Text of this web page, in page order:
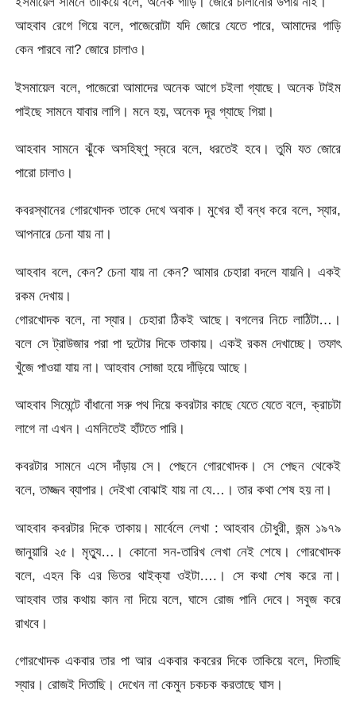
আহবাব রেগে গিয়ে বলে, পাজেরোটা যদি জোরে যেতে পারে, আমাদের গাড়ি
কেন পারবে না? জোরে চালাও।
ইসমায়েল বলে, পাজেরো আমাদের অনেক আগে চইলা গ্যাছে। অনেক টাইম
পাইছে সামনে যাবার লাগি। মনে হয়, অনেক দূর গ্যাছে গিয়া।
আহবাব সামনে ঝুঁকে অসহিষ্ণু স্বরে বলে, ধরতেই হবে। তুমি যত জোরে
পারো চালাও।
কবরস্থানের গোরখোদক তাকে দেখে অবাক। মুখের হাঁ বন্ধ করে বলে, স্যার,
আপনারে চেনা যায় না।
আহবাব বলে, কেন? চেনা যায় না কেন? আমার চেহারা বদলে যায়নি। একই
রকম দেখায়।
গোরখোদক বলে, না স্যার। চেহারা ঠিকই আছে। বগলের নিচে লাঠিটা…।
বলে সে ট্রাউজার পরা পা দুটোর দিকে তাকায়। একই রকম দেখাচ্ছে। তফাৎ
খুঁজে পাওয়া যায় না। আহবাব সোজা হয়ে দাঁড়িয়ে আছে।
আহবাব সিমেন্টে বাঁধানো সরু পথ দিয়ে কবরটার কাছে যেতে যেতে বলে, ক্রাচটা
লাগে না এখন। এমনিতেই হাঁটতে পারি।
কবরটার সামনে এসে দাঁড়ায় সে। পেছনে গোরখোদক। সে পেছন থেকেই
বলে, তাজ্জব ব্যাপার। দেইখা বোঝাই যায় না যে…। তার কথা শেষ হয় না।
আহবাব কবরটার দিকে তাকায়। মার্বেলে লেখা : আহবাব চৌধুরী, জন্ম ১৯৭৯
জানুয়ারি ২৫। মৃত্যু…। কোনো সন-তারিখ লেখা নেই শেষে। গোরখোদক
বলে, এহন কি এর ভিতর থাইক্যা ওইটা….। সে কথা শেষ করে না।
আহবাব তার কথায় কান না দিয়ে বলে, ঘাসে রোজ পানি দেবে। সবুজ করে
রাখবে।
গোরখোদক একবার তার পা আর একবার কবরের দিকে তাকিয়ে বলে, দিতাছি
স্যার। রোজই দিতাছি। দেখেন না কেমুন চকচক করতাছে ঘাস।